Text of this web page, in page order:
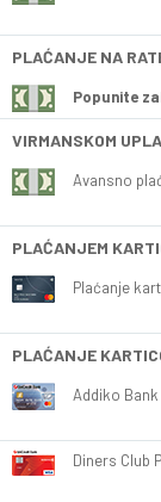
PLAĆANJE NA
Popunite
VIRMANSKOM
Avansno
PLAĆANJEM
Plaćanje
PLAĆANJE
Addiko Bank
Diners Club